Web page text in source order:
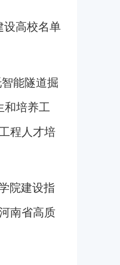
设高校名单
能隧道掘
和培养工
程人才培
院建设指
南省高质